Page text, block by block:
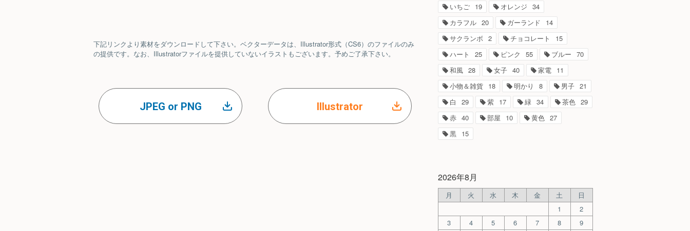
下記リンクより素材をダウンロードして下さい。ベクターデータは、Illustrator形式（CS6）のファイルのみ
の提供です。なお、Illustratorファイルを提供していないイラストもございます。予めご了承下さい。
JPEG or PNG Illustrator
いちご 19 オレンジ 34
カラフル 20 ガーランド
14
サクランボ 2 チョコレート
15
ハート
25 ピンク 55 ブルー 70
和風 28 女子 40 家電 11
小物＆雑貨 18 明かり 8 男子 21
白
29 紫 17 緑 34 茶色 29
赤 40 部屋 10 黄色 27
黒 15
2026年8月
月 火 水 木 金 土
日
1
2
3
4 5 6 7 8
9